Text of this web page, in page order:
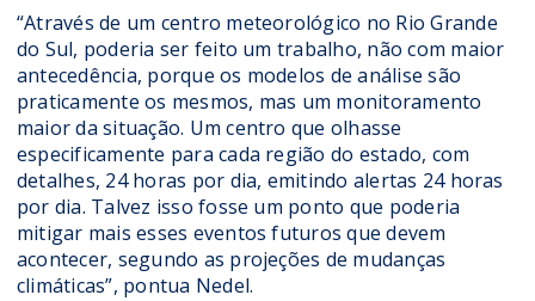
“Através de um centro meteorológico no Rio Grande
do Sul, poderia ser feito um trabalho, não com maior
antecedência, porque os modelos de análise são
praticamente os mesmos, mas um monitoramento
maior da situação. Um centro que olhasse
especificamente para cada região do estado, com
detalhes, 24 horas por dia, emitindo alertas 24 horas
por dia. Talvez isso fosse um ponto que poderia
mitigar mais esses eventos futuros que devem
acontecer, segundo as projeções de mudanças
climáticas”, pontua Nedel.